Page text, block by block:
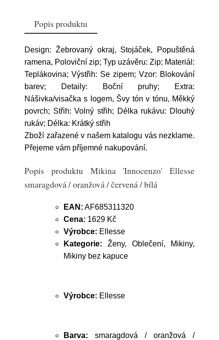
Popis produktu
Design: Žebrovaný okraj, Stojáček, Popuštěná
ramena, Poloviční zip; Typ uzávěru: Zip; Materiál:
Teplákovina; Výstřih: Se zipem; Vzor: Blokování
barev; Detaily: Boční pruhy; Extra:
Nášivka/visačka s logem, Švy tón v tónu, Měkký
povrch; Střih: Volný střih; Délka rukávu: Dlouhý
rukáv; Délka: Krátký střih
Zboží zařazené v našem katalogu vás nezklame.
Přejeme vám příjemné nakupování.
Popis produktu Mikina 'Innocenzo' Ellesse
smaragdová / oranžová / červená / bílá
EAN: AF685311320
Cena: 1629 Kč
Výrobce: Ellesse
Kategorie: Ženy, Oblečení, Mikiny,
Mikiny bez kapuce
Výrobce: Ellesse
Barva: smaragdová / oranžová /